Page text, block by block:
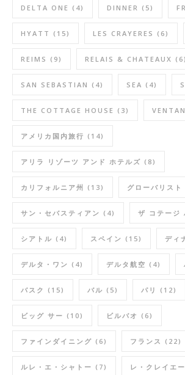
DELTA ONE (4) DINNER (5)
HYATT (15) LES CRAYERES (6)
REIMS (9) RELAIS & CHATEAUX (6)
SAN SEBASTIAN (4) SEA (4)
THE COTTAGE HOUSE (3)
アメリカ国内旅行 (14)
アリラ リゾーツ アンド ホテルズ (8)
カリフォルニア州 (13) グローバリスト
サン・セバスティアン (4) ザ コテージ
シアトル (4) スペイン (15) ディ
デルタ・ワン (4) デルタ航空 (4)
バスク (15) バル (5) パリ (12)
ビッグ サー (10) ビルバオ (6)
ファインダイニング (6) フランス (22)
ルレ・エ・シャトー (7) レ・クレイエ